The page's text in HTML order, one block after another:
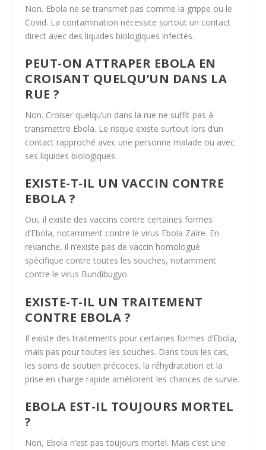
Non. Ebola ne se transmet pas comme la grippe ou le
Covid. La contamination nécessite surtout un contact
direct avec des liquides biologiques infectés.
PEUT-ON ATTRAPER EBOLA EN
CROISANT QUELQU’UN DANS LA
RUE ?
Non. Croiser quelqu’un dans la rue ne suffit pas à
transmettre Ebola. Le risque existe surtout lors d’un
contact rapproché avec une personne malade ou avec
ses liquides biologiques.
EXISTE-T-IL UN VACCIN CONTRE
EBOLA ?
Oui, il existe des vaccins contre certaines formes
d’Ebola, notamment contre le virus Ebola Zaïre. En
revanche, il n’existe pas de vaccin homologué
spécifique contre toutes les souches, notamment
contre le virus Bundibugyo.
EXISTE-T-IL UN TRAITEMENT
CONTRE EBOLA ?
Il existe des traitements pour certaines formes d’Ebola,
mais pas pour toutes les souches. Dans tous les cas,
les soins de soutien précoces, la réhydratation et la
prise en charge rapide améliorent les chances de survie.
EBOLA EST-IL TOUJOURS MORTEL
?
Non, Ebola n’est pas toujours mortel. Mais c’est une